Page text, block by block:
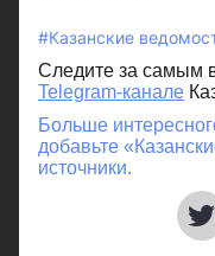
#Казанские
Следите за самым
Telegram-канале
Больше
добавьте
источники.